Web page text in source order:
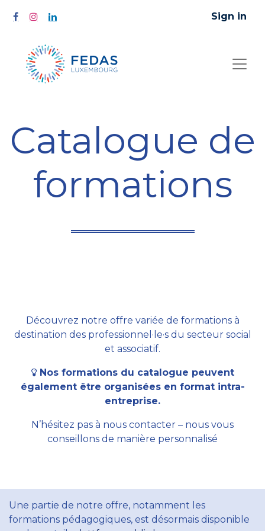
Sign in
Catalogue de
formations
Découvrez notre offre variée de formations à
destination des professionnel·le·s du secteur social
et associatif.
Nos formations du catalogue peuvent
également être organisées en format intra-
entreprise.
N’hésitez pas à nous contacter – nous vous
conseillons de manière personnalisé
Une partie de notre offre, notamment les
formations pédagogiques, est désormais disponible